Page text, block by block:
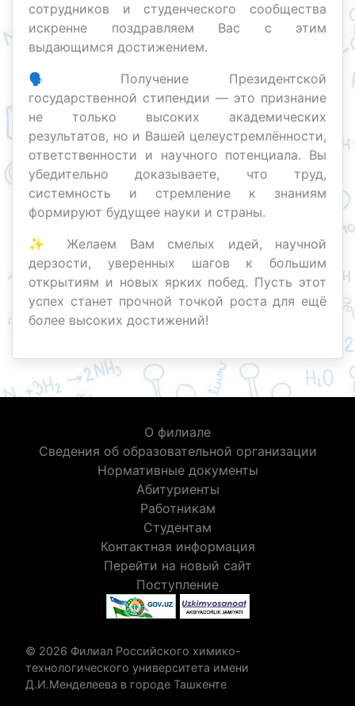
сотрудников и студенческого сообщества
искренне поздравляем Вас с этим
выдающимся достижением.
🗣 Получение Президентской
государственной стипендии — это признание
не только высоких академических
результатов, но и Вашей целеустремлённости,
ответственности и научного потенциала. Вы
убедительно доказываете, что труд,
системность и стремление к знаниям
формируют будущее науки и страны.
✨ Желаем Вам смелых идей, научной
дерзости, уверенных шагов к большим
открытиям и новых ярких побед. Пусть этот
успех станет прочной точкой роста для ещё
более высоких достижений!
О филиале
Сведения об образовательной организации
Нормативные документы
Абитуриенты
Работникам
Студентам
Контактная информация
Перейти на новый сайт
Поступление
© 2026 Филиал Российского химико-
технологического университета имени
Д.И.Менделеева в городе Ташкенте